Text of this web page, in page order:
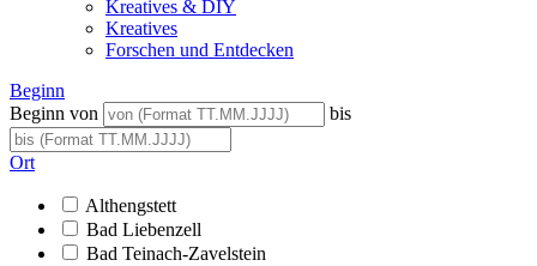
Kreatives & DIY
Kreatives
Forschen und Entdecken
Beginn
Beginn von
bis
Ort
Althengstett
Bad Liebenzell
Bad Teinach-Zavelstein